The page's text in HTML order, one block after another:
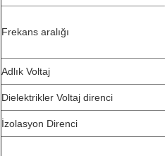
Frekans aralığı
Adlık Voltaj
Dielektrikler Voltaj direnci
İzolasyon Direnci